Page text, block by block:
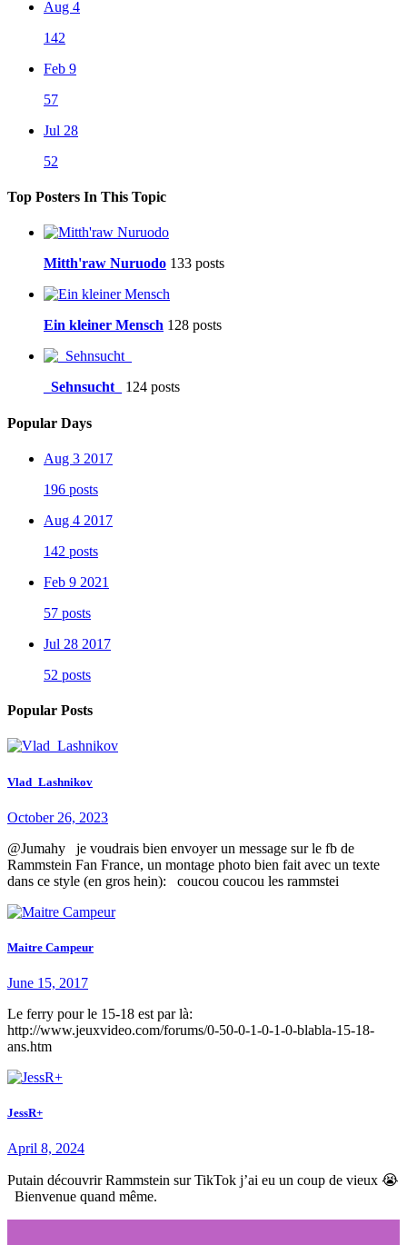
Aug 4
142
Feb 9
57
Jul 28
52
Top Posters In This Topic
Mitth'raw Nuruodo 133 posts
Ein kleiner Mensch 128 posts
_Sehnsucht_ 124 posts
Popular Days
Aug 3 2017
196 posts
Aug 4 2017
142 posts
Feb 9 2021
57 posts
Jul 28 2017
52 posts
Popular Posts
Vlad_Lashnikov
October 26, 2023
@Jumahy je voudrais bien envoyer un message sur le fb de
Rammstein Fan France, un montage photo bien fait avec un texte
dans ce style (en gros hein): coucou coucou les rammstei
Maitre Campeur
June 15, 2017
Le ferry pour le 15-18 est par là:
http://www.jeuxvideo.com/forums/0-50-0-1-0-1-0-blabla-15-18-
ans.htm
JessR+
April 8, 2024
Putain découvrir Rammstein sur TikTok j’ai eu un coup de vieux 😭
Bienvenue quand même.